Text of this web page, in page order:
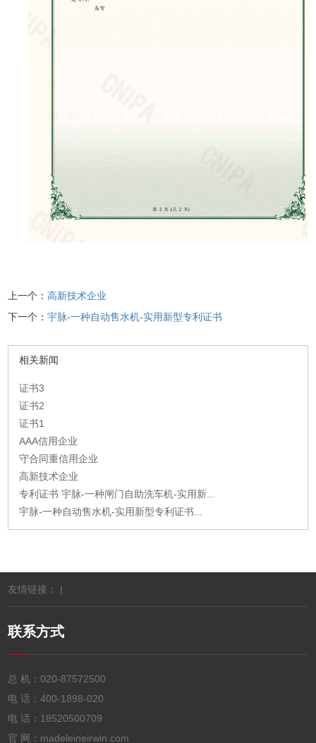
上一个：高新技术企业
下一个：宇脉-一种自动售水机-实用新型专利证书
相关新闻
证书3
证书2
证书1
AAA信用企业
守合同重信用企业
高新技术企业
专利证书 宇脉-一种闸门自助洗车机-实用新...
宇脉-一种自动售水机-实用新型专利证书...
友情链接： |
联系方式
总 机：020-87572500
电 话：400-1898-020
电 话： 18520500709
官 网：madeleineirwin.com